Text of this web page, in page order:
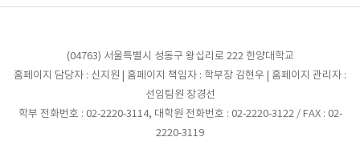
(04763) 서울특별시 성동구 왕십리로 222 한양대학교
홈페이지 담당자 : 신지원 | 홈페이지 책임자 : 학부장 김현우 | 홈페이지 관리자 :
선임팀원 장경선
학부 전화번호 : 02-2220-3114, 대학원 전화번호 : 02-2220-3122 / FAX : 02-
2220-3119